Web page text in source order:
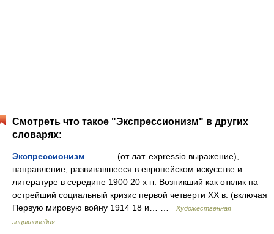
Смотреть что такое "Экспрессионизм" в других
словарях:
Экспрессионизм — (от лат. expressio выражение),
направление, развивавшееся в европейском искусстве и
литературе в середине 1900 20 х гг. Возникший как отклик на
острейший социальный кризис первой четверти XX в. (включая
Первую мировую войну 1914 18 и… …
Художественная
энциклопедия